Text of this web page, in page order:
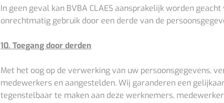
In geen geval kan BVBA CLAES aansprakelijk worden
onrechtmatig gebruik door een derde van de
10. Toegang door derden
Met het oog op de verwerking van uw persoonsgegevens,
medewerkers en aangestelden. Wij garanderen een
tegenstelbaar te maken aan deze werknemers,